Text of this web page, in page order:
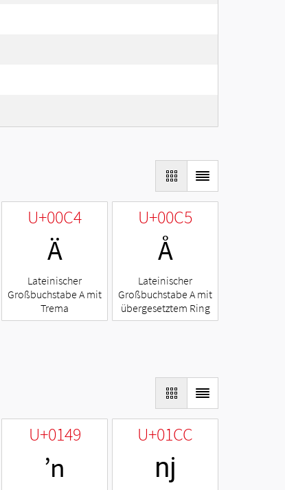
U+00C4
Ä
Lateinischer
Großbuchstabe A mit
Trema
U+00C5
Å
Lateinischer
Großbuchstabe A mit
übergesetztem Ring
U+0149
ŉ
U+01CC
ǌ